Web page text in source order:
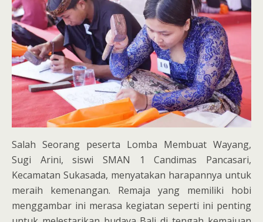
Salah Seorang peserta Lomba Membuat Wayang,
Sugi Arini, siswi SMAN 1 Candimas Pancasari,
Kecamatan Sukasada, menyatakan harapannya untuk
meraih kemenangan. Remaja yang memiliki hobi
menggambar ini merasa kegiatan seperti ini penting